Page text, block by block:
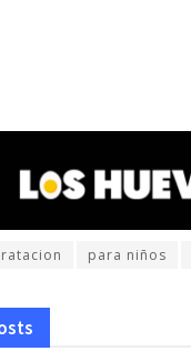
para niños